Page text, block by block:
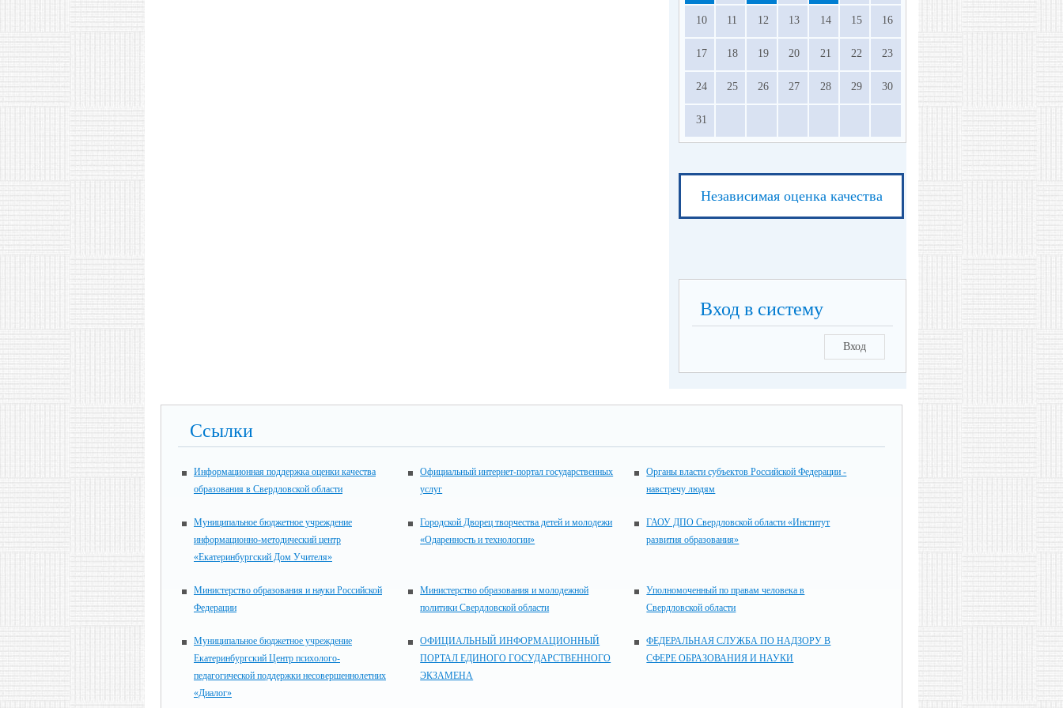
10 11 12 13 14 15 16
17 18 19 20 21 22 23
24 25 26 27 28 29 30
31
Независимая оценка качества
Вход в систему
Вход
Ссылки
Информационная поддержка оценки качества
образования в Свердловской области
Официальный интернет-портал государственных
услуг
Органы власти субъектов Российской Федерации -
навстречу людям
Муниципальное бюджетное учреждение
информационно-методический центр
«Екатеринбургский Дом Учителя»
Городской Дворец творчества детей и молодежи
«Одаренность и технологии»
ГАОУ ДПО Свердловской области «Институт
развития образования»
Министерство образования и науки Российской
Федерации
Министерство образования и молодежной
политики Свердловской области
Уполномоченный по правам человека в
Свердловской области
Муниципальное бюджетное учреждение
Екатеринбургский Центр психолого-
педагогической поддержки несовершеннолетних
«Диалог»
ОФИЦИАЛЬНЫЙ ИНФОРМАЦИОННЫЙ
ПОРТАЛ ЕДИНОГО ГОСУДАРСТВЕННОГО
ЭКЗАМЕНА
ФЕДЕРАЛЬНАЯ СЛУЖБА ПО НАДЗОРУ В
СФЕРЕ ОБРАЗОВАНИЯ И НАУКИ